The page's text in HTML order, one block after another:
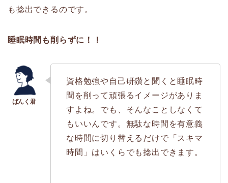
も捻出できるのです。
睡眠時間も削らずに！！
資格勉強や自己研鑽と聞くと睡眠時
間を削って頑張るイメージがありま
すよね。でも、そんなことしなくて
もいいんです。無駄な時間を有意義
な時間に切り替えるだけで「スキマ
時間」はいくらでも捻出できます。